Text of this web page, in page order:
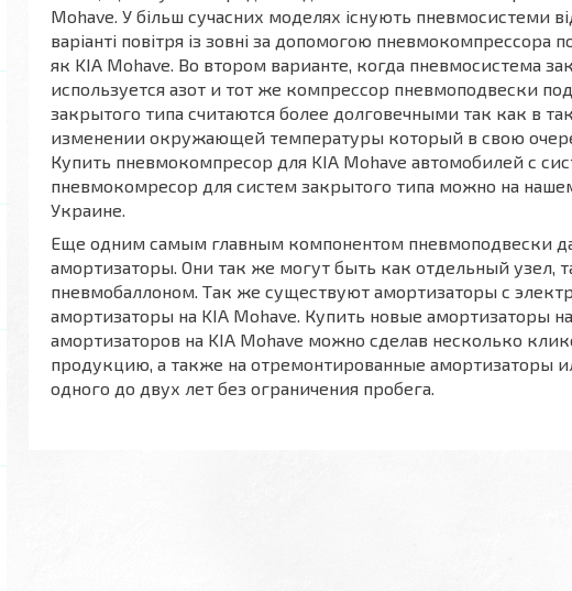
Mohave. У більш сучасних моделях існують пневмосистеми
варіанті повітря із зовні за допомогою
як KIA Mohave. Во втором варианте, когда пневмосистема
используется азот и тот же компрессор пневмоподвески
закрытого типа считаются более долговечными так как в
изменении окружающей температуры который в свою
Купить пневмокомпресор для KIA Mohave автомобилей с
пневмокомресор для систем закрытого типа можно на
Украине.
Еще одним самым главным компонентом пневмоподвески
амортизаторы. Они так же могут быть как отдельный узел,
пневмобаллоном. Так же существуют амортизаторы с
амортизаторы на KIA Mohave. Купить новые амортизаторы
амортизаторов на KIA Mohave можно сделав несколько
продукцию, а также на отремонтированные амортизаторы
одного до двух лет без ограничения пробега.